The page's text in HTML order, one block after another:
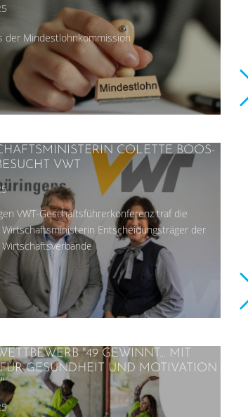
der Mindestlohnkommission
COLETTE BOOS-
VWT
VWT-Geschäftsführerkonferenz traf die
Wirtschaftsministerin Entscheidungsträger der
"49 GEWINNT… MIT
GESUNDHEIT UND MOTIVATION